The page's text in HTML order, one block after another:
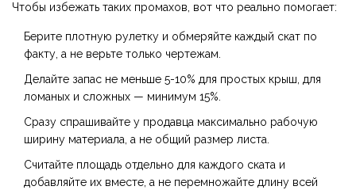
Чтобы избежать таких промахов, вот что реально помогает:
Берите плотную рулетку и обмеряйте каждый скат по
факту, а не верьте только чертежам.
Делайте запас не меньше 5-10% для простых крыш, для
ломаных и сложных — минимум 15%.
Сразу спрашивайте у продавца максимально рабочую
ширину материала, а не общий размер листа.
Считайте площадь отдельно для каждого ската и
добавляйте их вместе, а не перемножайте длину всей